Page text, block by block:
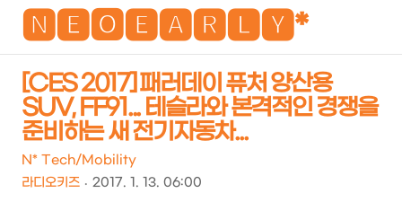
🅽🅴🅾🅴🅰🆁🅻🆈*
검
메
[CES 2017] 패러데이 퓨처 양산용
SUV, FF91... 테슬라와 본격적인 경쟁을
준비하는 새 전기자동차...
N* Tech/Mobility
라디오키즈
2017. 1. 13. 06:00